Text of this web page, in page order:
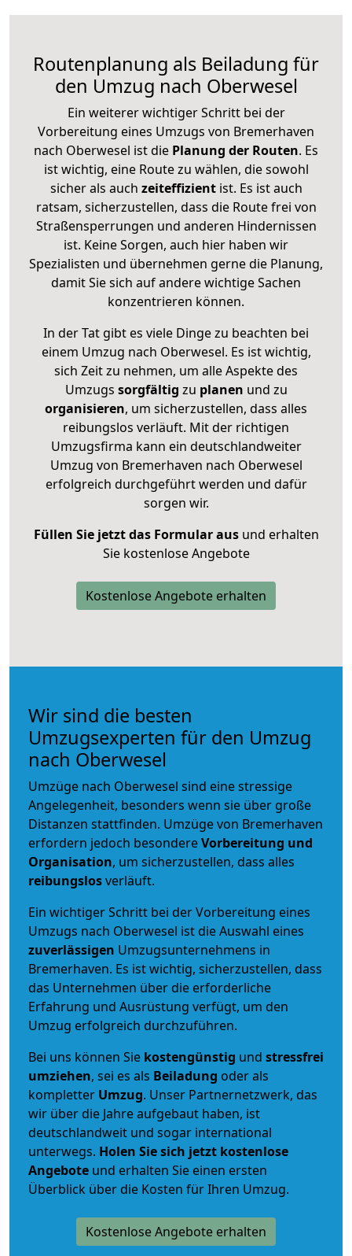
Routenplanung als Beiladung für
den Umzug nach Oberwesel
Ein weiterer wichtiger Schritt bei der
Vorbereitung eines Umzugs von Bremerhaven
nach Oberwesel ist die Planung der Routen. Es
ist wichtig, eine Route zu wählen, die sowohl
sicher als auch zeiteffizientist. Es ist auch
ratsam, sicherzustellen, dass die Route frei von
Straßensperrungen und anderen Hindernissen
ist. Keine Sorgen, auch hier haben wir
Spezialisten und übernehmen gerne die Planung,
damit Sie sich auf andere wichtige Sachen
konzentrieren können.
In der Tat gibt es viele Dinge zu beachten bei
einem Umzug nach Oberwesel. Es ist wichtig,
sich Zeit zu nehmen, um alle Aspekte des
Umzugs sorgfältig zu planen und zu
organisieren, um sicherzustellen, dass alles
reibungslos verläuft. Mit der richtigen
Umzugsfirma kann ein deutschlandweiter
Umzug von Bremerhaven nach Oberwesel
erfolgreich durchgeführt werden und dafür
sorgen wir.
Füllen Sie jetzt das Formular ausund erhalten
Sie kostenlose Angebote
Kostenlose Angebote erhalten
Wir sind die besten
Umzugsexperten für den Umzug
nach Oberwesel
Umzüge nach Oberwesel sind eine stressige
Angelegenheit, besonders wenn sie über große
Distanzen stattfinden. Umzüge von Bremerhaven
erfordern jedoch besondereVorbereitung und
Organisation, um sicherzustellen, dass alles
reibungslosverläuft.
Ein wichtiger Schritt bei der Vorbereitung eines
Umzugs nach Oberwesel ist die Auswahl eines
zuverlässigen Umzugsunternehmens in
Bremerhaven. Es ist wichtig, sicherzustellen, dass
das Unternehmen über die erforderliche
Erfahrung und Ausrüstung verfügt, um den
Umzug erfolgreich durchzuführen.
Bei uns können Sie kostengünstig und stressfrei
umziehen, sei es als Beiladung oder als
kompletter Umzug. Unser Partnernetzwerk, das
wir über die Jahre aufgebaut haben, ist
deutschlandweit und sogar international
unterwegs. Holen Sie sich jetzt kostenlose
Angebote und erhalten Sie einen ersten
Überblick über die Kosten für Ihren Umzug.
Kostenlose Angebote erhalten